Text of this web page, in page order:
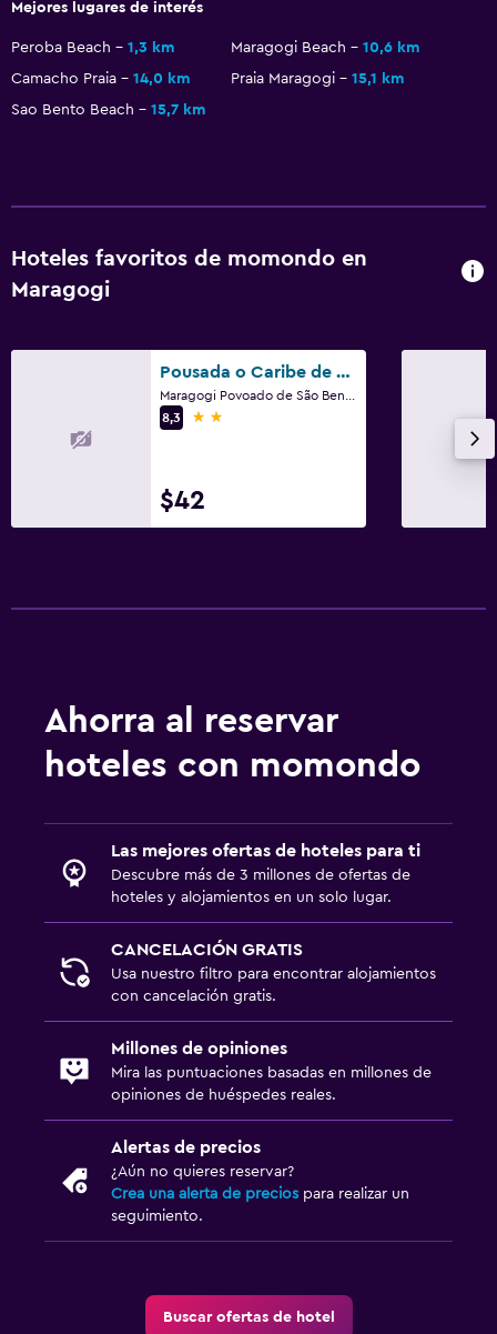
Limpieza diaria
Piscina
Piscina (cubierta)
Mejores lugares de interés
Peroba Beach 1,3 km Maragogi Beach
10,6 km
Camacho Praia
14,0 km Praia Maragogi
15,1 km
Sao Bento Beach
15,7 km
Hoteles favoritos de momondo en
Maragogi
Pousada o Caribe de Maragogi
8,3
2 estrellas
$42
Ahorra al reservar
hoteles con momondo
Las mejores ofertas de hoteles para ti
Descubre más de 3 millones de ofertas de
hoteles y alojamientos en un solo lugar.
CANCELACIÓN GRATIS
Usa nuestro filtro para encontrar alojamientos
con cancelación gratis.
Millones de opiniones
Mira las puntuaciones basadas en millones de
opiniones de huéspedes reales.
Alertas de precios
¿Aún no quieres reservar?
Crea una alerta de precios para realizar un
seguimiento.
Buscar ofertas de hotel